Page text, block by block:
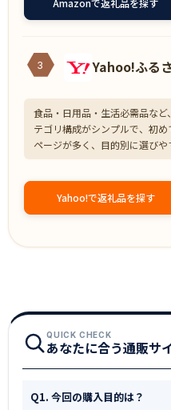
3 Yahoo!ふる
食品・日用品・生活必需品な
テゴリ構成がシンプルで、初
ページが多く、目的別に選びや
Yahoo!で返礼品を探す
QUICK CHECK
あなたに合う通販サ
Q1. 今回の購入目的は？